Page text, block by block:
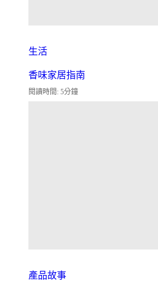
生活
香味家居指南
閱讀時間: 5分鐘
產品故事